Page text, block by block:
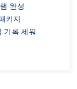
완성
키지
기록 세워